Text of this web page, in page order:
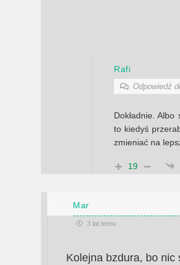
Rafi
Odpowiedź
Dokładnie.
to kiedyś
zmieniać na
19
Mar
3 lat temu
Kolejna bzdura, bo nic